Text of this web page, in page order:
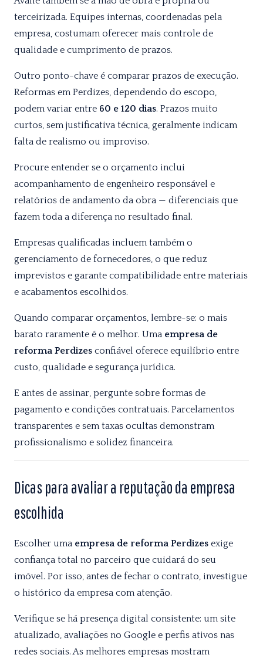
terceirizada. Equipes internas, coordenadas pela
empresa, costumam oferecer mais controle de
qualidade e cumprimento de prazos.
Outro ponto-chave é comparar prazos de execução.
Reformas em Perdizes, dependendo do escopo,
podem variar entre 60 e 120 dias. Prazos muito
curtos, sem justificativa técnica, geralmente indicam
falta de realismo ou improviso.
Procure entender se o orçamento inclui
acompanhamento de engenheiro responsável e
relatórios de andamento da obra — diferenciais que
fazem toda a diferença no resultado final.
Empresas qualificadas incluem também o
gerenciamento de fornecedores, o que reduz
imprevistos e garante compatibilidade entre materiais
e acabamentos escolhidos.
Quando comparar orçamentos, lembre-se: o mais
barato raramente é o melhor. Uma empresa de
reforma Perdizes confiável oferece equilíbrio entre
custo, qualidade e segurança jurídica.
E antes de assinar, pergunte sobre formas de
pagamento e condições contratuais. Parcelamentos
transparentes e sem taxas ocultas demonstram
profissionalismo e solidez financeira.
Dicas para avaliar a reputação da empresa
escolhida
Escolher uma empresa de reforma Perdizes exige
confiança total no parceiro que cuidará do seu
imóvel. Por isso, antes de fechar o contrato, investigue
o histórico da empresa com atenção.
Verifique se há presença digital consistente: um site
atualizado, avaliações no Google e perfis ativos nas
redes sociais. As melhores empresas mostram